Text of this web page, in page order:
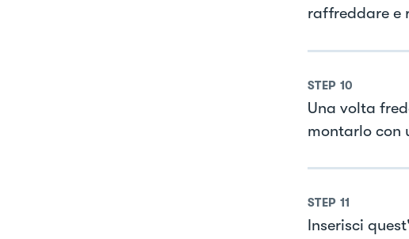
raffreddare e
STEP 10
Una volta
montarlo con
STEP 11
Inserisci